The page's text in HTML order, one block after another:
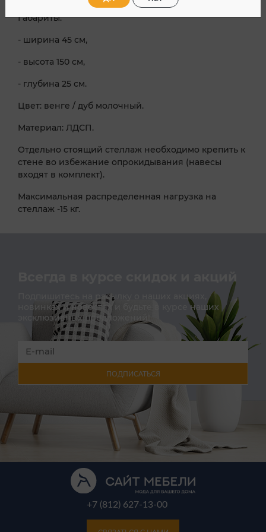
Габариты:
- ширина 45 см,
- высота 150 см,
- глубина 25 см.
Цвет: венге / дуб молочный.
Материал: ЛДСП.
Отдельно стоящий стеллаж необходимо крепить к
стене во избежание опрокидывания (навесы
входят в комплект).
Максимальная распределенная нагрузка на
стеллаж -15 кг.
Всегда в курсе скидок и акций
Подпишитесь на расылку о наших акциях,
новинках и новостях и будьте в курсе наших
эксклюзивных предложений!
ПОДПИСАТЬСЯ
+7 (812) 627-13-00